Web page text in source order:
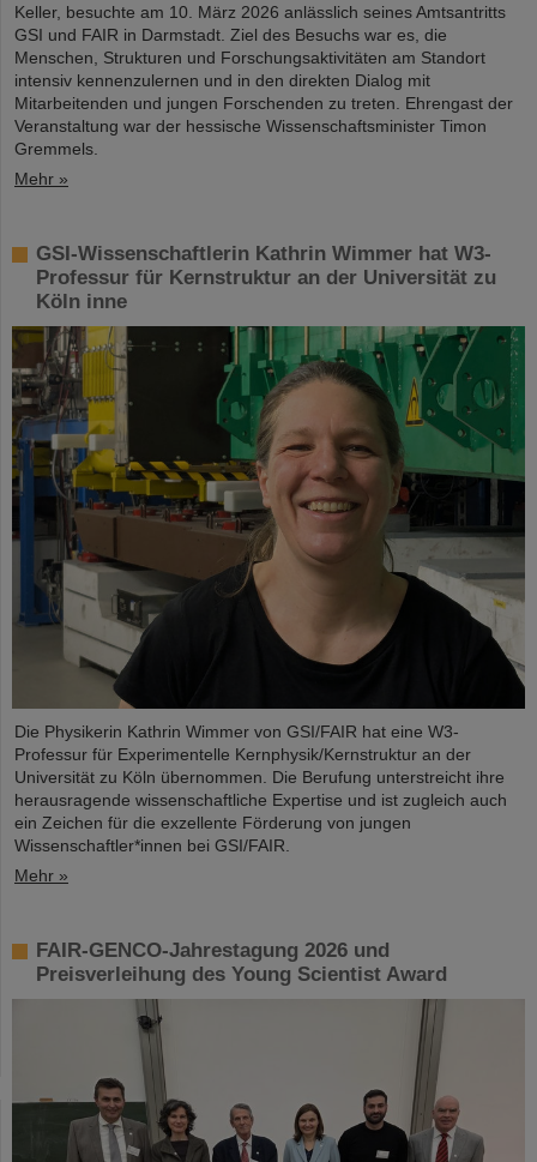
Keller, besuchte am 10. März 2026 anlässlich seines Amtsantritts
GSI und FAIR in Darmstadt. Ziel des Besuchs war es, die
Menschen, Strukturen und Forschungsaktivitäten am Standort
intensiv kennenzulernen und in den direkten Dialog mit
Mitarbeitenden und jungen Forschenden zu treten. Ehrengast der
Veranstaltung war der hessische Wissenschaftsminister Timon
Gremmels.
Mehr »
GSI-Wissenschaftlerin Kathrin Wimmer hat W3-
Professur für Kernstruktur an der Universität zu
Köln inne
Die Physikerin Kathrin Wimmer von GSI/FAIR hat eine W3-
Professur für Experimentelle Kernphysik/Kernstruktur an der
Universität zu Köln übernommen. Die Berufung unterstreicht ihre
herausragende wissenschaftliche Expertise und ist zugleich auch
ein Zeichen für die exzellente Förderung von jungen
Wissenschaftler*innen bei GSI/FAIR.
Mehr »
FAIR-GENCO-Jahrestagung 2026 und
Preisverleihung des Young Scientist Award